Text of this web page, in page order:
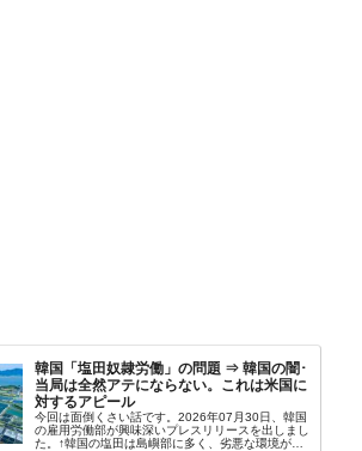
韓国「塩田奴隷労働」の問題 ⇒ 韓国の闇･
当局は全然アテにならない。これは米国に
対するアピール
今回は面倒くさい話です。2026年07月30日、韓国
の雇用労働部が興味深いプレスリリースを出しまし
た。↑韓国の塩田は島嶼部に多く、劣悪な環境が一